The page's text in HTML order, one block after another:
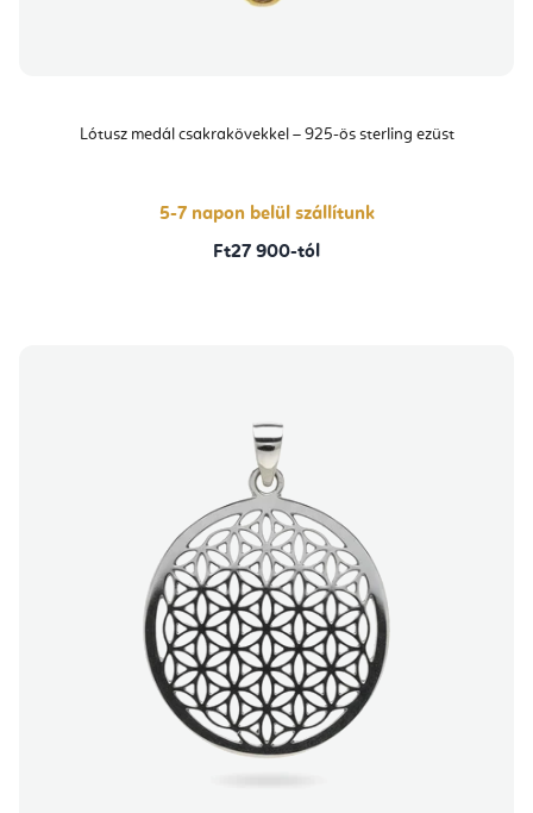
Lótusz medál csakrakövekkel – 925-ös sterling ezüst
5-7 napon belül szállítunk
Ft27 900-tól